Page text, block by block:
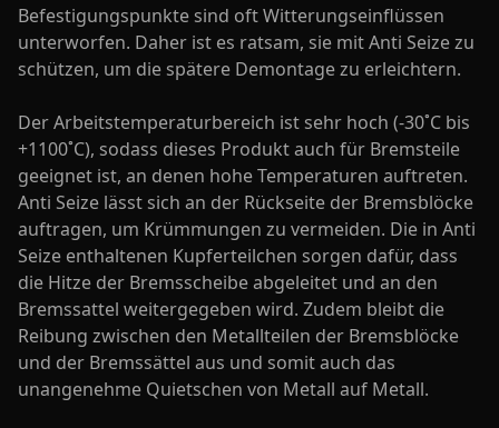
Befestigungspunkte sind oft Witterungseinflüssen
unterworfen. Daher ist es ratsam, sie mit Anti Seize zu
schützen, um die spätere Demontage zu erleichtern.
Der Arbeitstemperaturbereich ist sehr hoch (-30˚C bis
+1100˚C), sodass dieses Produkt auch für Bremsteile
geeignet ist, an denen hohe Temperaturen auftreten.
Anti Seize lässt sich an der Rückseite der Bremsblöcke
auftragen, um Krümmungen zu vermeiden. Die in Anti
Seize enthaltenen Kupferteilchen sorgen dafür, dass
die Hitze der Bremsscheibe abgeleitet und an den
Bremssattel weitergegeben wird. Zudem bleibt die
Reibung zwischen den Metallteilen der Bremsblöcke
und der Bremssättel aus und somit auch das
unangenehme Quietschen von Metall auf Metall.